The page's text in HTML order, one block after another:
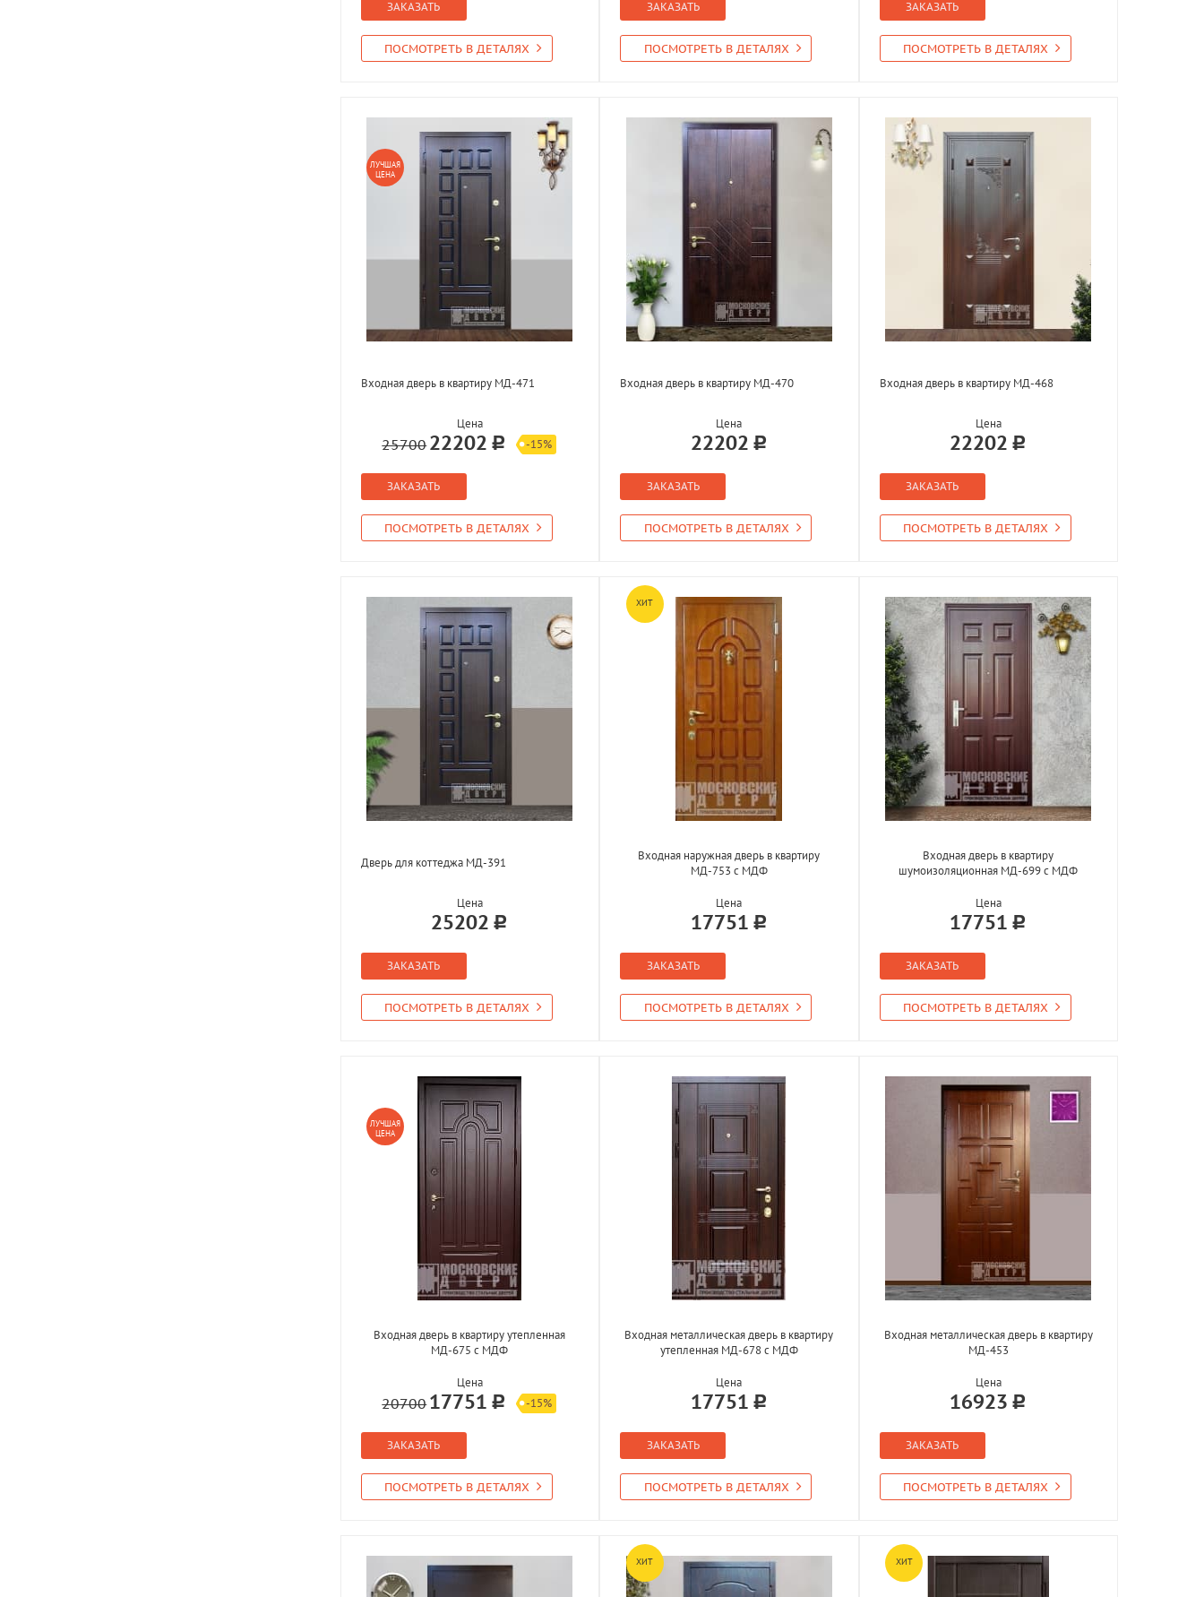
ЗАКАЗАТЬ
ПОСМОТРЕТЬ В ДЕТАЛЯХ
ЗАКАЗАТЬ
ПОСМОТРЕТЬ В ДЕТАЛЯХ
ЗАКАЗАТЬ
ПОСМОТРЕТЬ В ДЕТАЛЯХ
ЛУЧШАЯ
ЦЕНА
Входная дверь в квартиру МД-471
Цена
25700 22202 -15%
ЗАКАЗАТЬ
ПОСМОТРЕТЬ В ДЕТАЛЯХ
Входная дверь в квартиру МД-470
Цена
22202
ЗАКАЗАТЬ
ПОСМОТРЕТЬ В ДЕТАЛЯХ
Входная дверь в квартиру МД-468
Цена
22202
ЗАКАЗАТЬ
ПОСМОТРЕТЬ В ДЕТАЛЯХ
Дверь для коттеджа МД-391
Цена
25202
ЗАКАЗАТЬ
ПОСМОТРЕТЬ В ДЕТАЛЯХ
ХИТ
Входная наружная дверь в квартиру
МД-753 с МДФ
Цена
17751
ЗАКАЗАТЬ
ПОСМОТРЕТЬ В ДЕТАЛЯХ
Входная дверь в квартиру
шумоизоляционная МД-699 с МДФ
Цена
17751
ЗАКАЗАТЬ
ПОСМОТРЕТЬ В ДЕТАЛЯХ
ЛУЧШАЯ
ЦЕНА
Входная дверь в квартиру утепленная
МД-675 с МДФ
Цена
20700 17751 -15%
ЗАКАЗАТЬ
ПОСМОТРЕТЬ В ДЕТАЛЯХ
Входная металлическая дверь в квартиру
утепленная МД-678 с МДФ
Цена
17751
ЗАКАЗАТЬ
ПОСМОТРЕТЬ В ДЕТАЛЯХ
Входная металлическая дверь в квартиру
МД-453
Цена
16923
ЗАКАЗАТЬ
ПОСМОТРЕТЬ В ДЕТАЛЯХ
ХИТ ХИТ